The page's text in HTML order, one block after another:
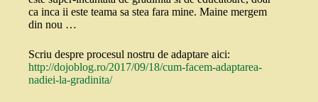
ca inca ii este teama sa stea fara mine. Maine mergem
din nou …
Scriu despre procesul nostru de adaptare aici:
http://dojoblog.ro/2017/09/18/cum-facem-adaptarea-
nadiei-la-gradinita/